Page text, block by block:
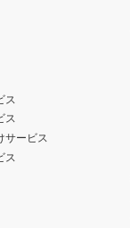
ス
ス
サービス
ス